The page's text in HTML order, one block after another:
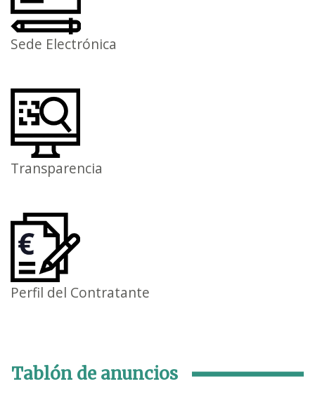
Sede Electrónica
Transparencia
Perfil del Contratante
Tablón de anuncios